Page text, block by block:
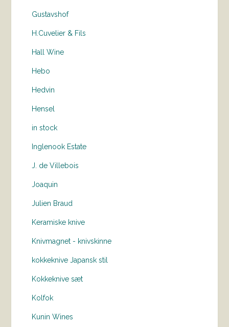
Gustavshof
H.Cuvelier & Fils
Hall Wine
Hebo
Hedvin
Hensel
in stock
Inglenook Estate
J. de Villebois
Joaquin
Julien Braud
Keramiske knive
Knivmagnet - knivskinne
kokkeknive Japansk stil
Kokkeknive sæt
Kolfok
Kunin Wines